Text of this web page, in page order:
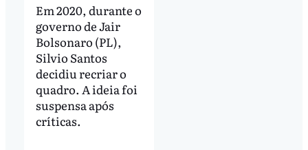
Em 2020, durante o
governo de Jair
Bolsonaro (PL),
Silvio Santos
decidiu recriar o
quadro. A ideia foi
suspensa após
críticas.